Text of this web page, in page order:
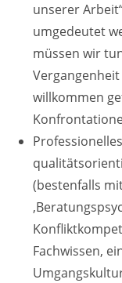
unserer
umgedeutet
müssen wir
willkommen
(bestenfalls
Fachwissen,